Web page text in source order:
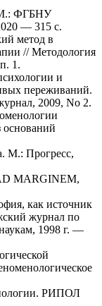
ФГБНУ
— 315 с.
метод в
// Методология
1.
и
переживаний.
2009, No 2.
оснований
М.: Прогресс,
MARGINEM,
как источник
журнал по
1998 г. —
РИПОЛ